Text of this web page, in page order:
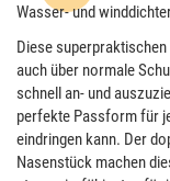
Wasser- und
Diese
auch über normale
schnell an- und
perfekte Passform für
eindringen kann. Der
Nasenstück machen